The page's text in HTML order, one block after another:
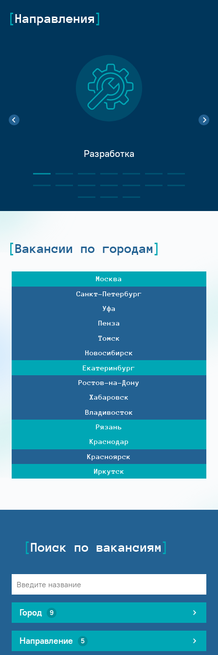
Направления
Разработка
Вакансии по городам
Москва
Санкт-Петербург
Уфа
Пенза
Томск
Новосибирск
Екатеринбург
Ростов-на-Дону
Хабаровск
Владивосток
Рязань
Краснодар
Красноярск
Иркутск
Поиск по вакансиям
Город 9
Направление 5